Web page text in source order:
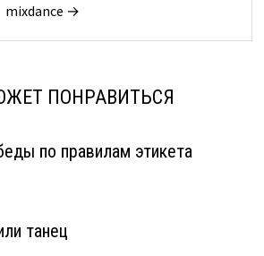
mixdance →
ПОНРАВИТЬСЯ
по правилам этикета
танец